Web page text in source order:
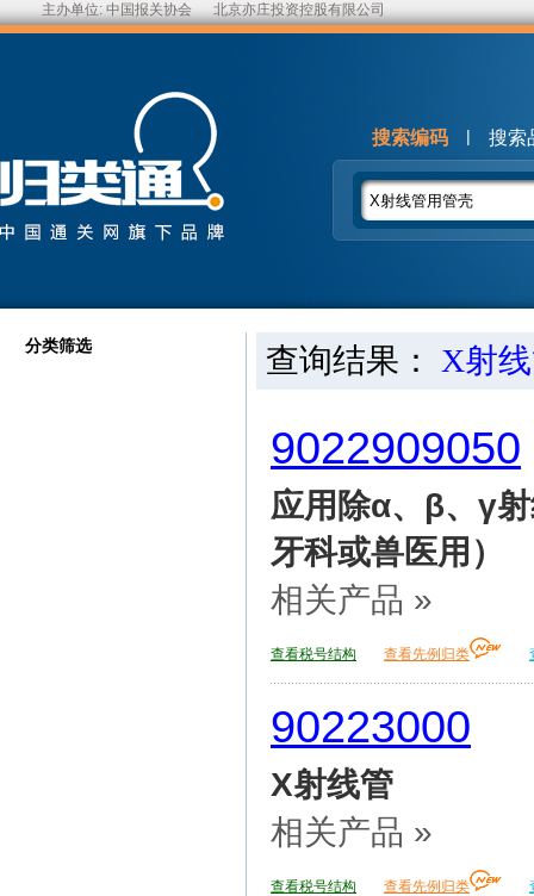
主办单位: 中国报关协会 北京亦庄投资控股有限公司
搜索编码 | 搜索
分类筛选 查询结果： X射
9022909050
应用除α、β、γ
牙科或兽医用）
相关产品 »
查看税号结构 查看先例归类
90223000
X射线管
相关产品 »
查看税号结构 查看先例归类